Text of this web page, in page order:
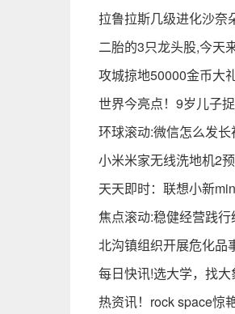
拉鲁拉斯几级进化沙奈
二胎的3只龙头股,今天
攻城掠地50000金币大
世界今亮点！9岁儿子
环球滚动:微信怎么发长
小米米家无线洗地机2
天天即时：联想小新
焦点滚动:稳健经营践
北沟镇组织开展危化品
每日快讯!选大学，找
热资讯！rock space惊